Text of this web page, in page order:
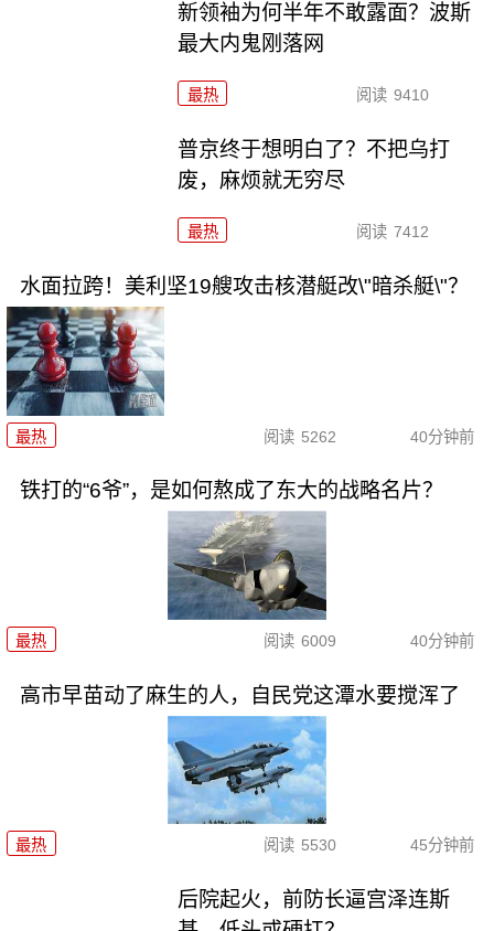
新领袖为何半年不敢露面？波斯
最大内鬼刚落网
最热 阅读 9410
普京终于想明白了？不把乌打
废，麻烦就无穷尽
最热 阅读 7412
水面拉跨！美利坚19艘攻击核潜艇改\"暗杀艇\"？
最热 阅读 5262 40分钟前
铁打的“6爷”，是如何熬成了东大的战略名片？
最热 阅读 6009 40分钟前
高市早苗动了麻生的人，自民党这潭水要搅浑了
最热 阅读 5530 45分钟前
后院起火，前防长逼宫泽连斯